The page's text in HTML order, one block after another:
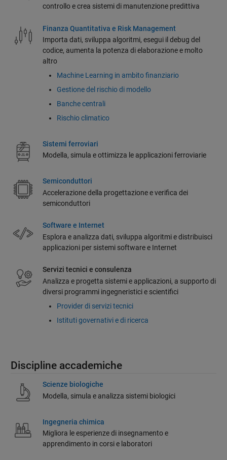
controllo e crea sistemi di manutenzione predittiva
Finanza Quantitativa e Risk Management
Importa dati, sviluppa algoritmi, esegui il debug del
codice, aumenta la potenza di elaborazione e molto
altro
Machine Learning in ambito finanziario
Gestione del rischio di modello
Banche centrali
Rischio climatico
Sistemi ferroviari
Modella, simula e ottimizza le applicazioni ferroviarie
Semiconduttori
Accelerazione della progettazione e verifica dei
semiconduttori
Software e Internet
Esplora e analizza dati, sviluppa algoritmi e distribuisci
applicazioni per sistemi software e Internet
Servizi tecnici e consulenza
Analizza e progetta sistemi e applicazioni, a supporto di
diversi programmi ingegneristici e scientifici
Provider di servizi tecnici
Istituti governativi e di ricerca
Discipline accademiche
Scienze biologiche
Modella, simula e analizza sistemi biologici
Ingegneria chimica
Migliora le esperienze di insegnamento e
apprendimento in corsi e laboratori